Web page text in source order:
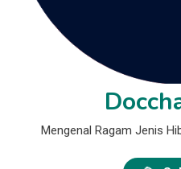
Mengenal Ragam Jenis